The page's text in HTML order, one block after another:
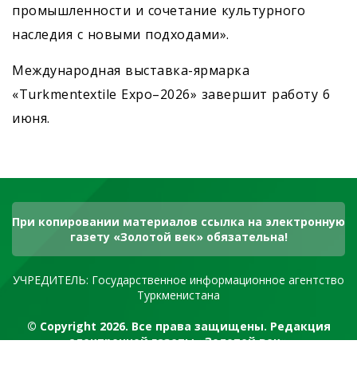
промышленности и сочетание культурного
наследия с новыми подходами».
Международная выставка-ярмарка
«Turkmentextile Expo–2026» завершит работу 6
июня.
При копировании материалов ссылка на электронную
газету «Золотой век» обязательна!
УЧРЕДИТЕЛЬ: Государственное информационное агентство
Туркменистана
© Copyright 2026. Все права защищены. Редакция
электронной газеты «Золотой век»